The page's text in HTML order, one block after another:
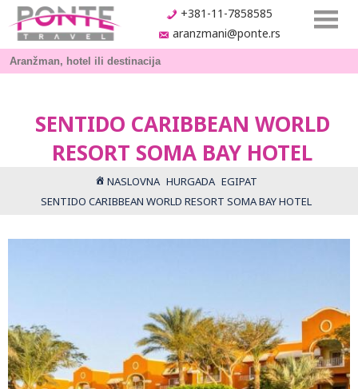
+381-11-7858585
aranzmani@ponte.rs
SENTIDO CARIBBEAN WORLD
RESORT SOMA BAY HOTEL
NASLOVNA HURGADA EGIPAT
SENTIDO CARIBBEAN WORLD RESORT SOMA BAY HOTEL